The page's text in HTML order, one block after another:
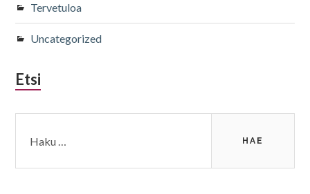
Tervetuloa
Uncategorized
Etsi